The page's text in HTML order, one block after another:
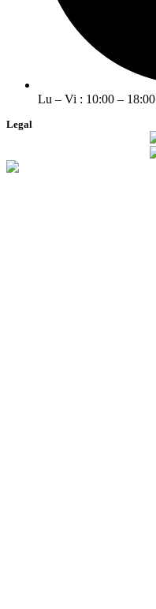
Lu – Vi : 10:00 – 18:00
Legal